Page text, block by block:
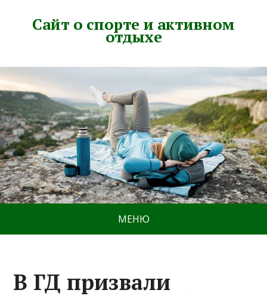
Сайт о спорте и активном
отдыхе
МЕНЮ
В ГД призвали